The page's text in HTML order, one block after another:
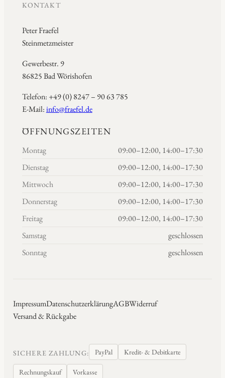
KONTAKT
Peter Fraefel
Steinmetzmeister
Gewerbestr. 9
86825 Bad Wörishofen
Telefon: +49 (0) 8247 – 90 63 785
E-Mail:info@fraefel.de
ÖFFNUNGSZEITEN
Montag
09:00–12:00, 14:00–17:30
Dienstag
09:00–12:00, 14:00–17:30
Mittwoch
09:00–12:00, 14:00–17:30
Donnerstag
09:00–12:00, 14:00–17:30
Freitag
09:00–12:00, 14:00–17:30
Samstag
geschlossen
Sonntag
geschlossen
ImpressumDatenschutzerklärungAGBWiderruf
Versand & Rückgabe
SICHERE ZAHLUNG: PayPal Kredit- & Debitkarte
Rechnungskauf Vorkasse